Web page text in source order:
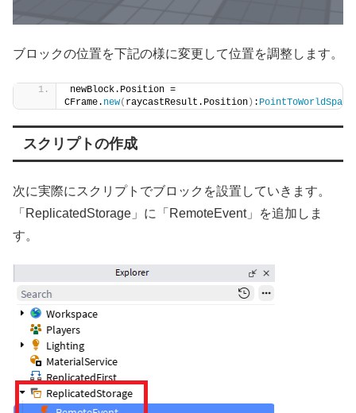
ブロックの位置を下記の様に変更して位置を調整します。
newBlock.Position =
CFrame. new( raycastResult.Position ) : PointToWorldSpace
スクリプトの作成
次に実際にスクリプトでブロックを設置していきます。
「ReplicatedStorage」に「RemoteEvent」を追加しま
す。